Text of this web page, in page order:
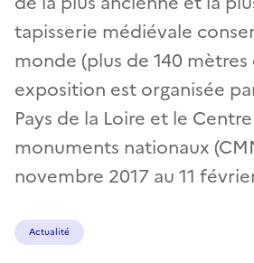
tapisserie médiévale
monde (plus de 140
exposition est organisée
Pays de la Loire et le
monuments nationaux
novembre 2017 au 11
Actualité